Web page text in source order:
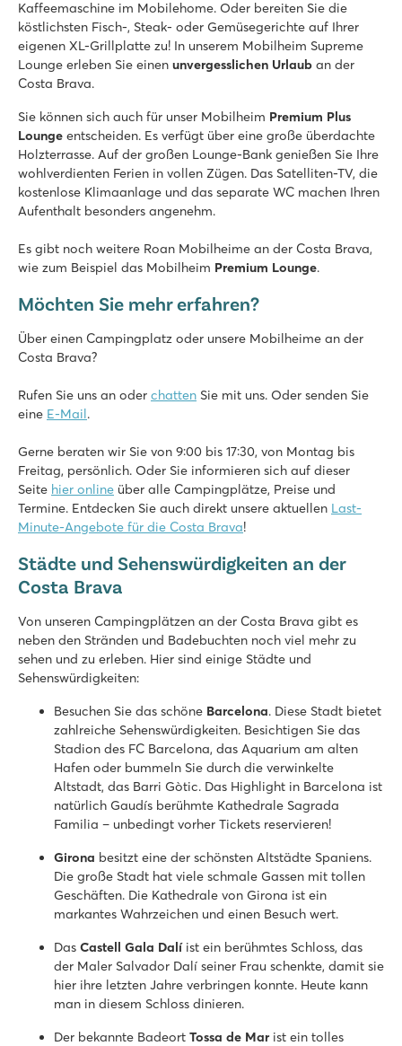
Nahe des malerischen Ortes Tossa del Mar
Platja Brava
Platja Brava
Spanien - - Costa Brava - Playa de Pals
★ ★ ★
Schönes Schwimmbad mit Liegewiese, Kinderbecken und
Mobilheime auf geräumigen Stellplätzen unter Bäumen
Das Dorf Pals ist nur 5 km entfernt
Alannia El Pinar
Spanien - - Costa Brava - Blanes
★ ★ ★
Schönes Schwimmbad mit separatem Kinderbecken
Direkter Zugang zum Sandstrand von s’Abanell
Cala Gogo
Spanien - - Costa Brava - Platja d’Aro
★ ★ ★
Schöner Poolkomplex mit 5 schnellen Wasserrutschen
Platja d'Aro in 30 Minuten zu Fuß erreichbar
Bella Terra
Spanien - - Costa Brava - Blanes
★ ★
Großer Kinderpool mit tollem Wasserspielplatz
Mobilheime auf schönen Stellplätzen nahe Pool
Die Stadt Blanes ist zu Fuß erreichbar
Spanien - - Costa Brava - Lloret de Mar
Lagunenbad mit 2 Rutschen
Spektakuläre Aussicht über die Berge
Nahe des quirligen Lloret de Mar (2 km)
Caballo de Mar
Caballo de Mar
Spanien - - Costa Brava - Pineda de Mar
Kaffeemaschine im Mobilehome. Oder bereiten Sie die
köstlichsten Fisch-, Steak- oder Gemüsegerichte auf Ihrer
eigenen XL-Grillplatte zu! In unserem Mobilheim Supreme
Lounge erleben Sie einen unvergesslichen Urlaub an der
Costa Brava.
Sie können sich auch für unser Mobilheim Premium Plus
Lounge entscheiden. Es verfügt über eine große überdachte
Holzterrasse. Auf der großen Lounge-Bank genießen Sie Ihre
wohlverdienten Ferien in vollen Zügen. Das Satelliten-TV, die
kostenlose Klimaanlage und das separate WC machen Ihren
Aufenthalt besonders angenehm.
Es gibt noch weitere Roan Mobilheime an der Costa Brava,
wie zum Beispiel das Mobilheim Premium Lounge.
Möchten Sie mehr erfahren?
Über einen Campingplatz oder unsere Mobilheime an der
Costa Brava?
Rufen Sie uns an oder chatten Sie mit uns. Oder senden Sie
eine E-Mail.
Gerne beraten wir Sie von 9:00 bis 17:30, von Montag bis
Freitag, persönlich. Oder Sie informieren sich auf dieser
Seite hier online über alle Campingplätze, Preise und
Termine. Entdecken Sie auch direkt unsere aktuellen Last-
Minute-Angebote für die Costa Brava!
Städte und Sehenswürdigkeiten an der
Costa Brava
Von unseren Campingplätzen an der Costa Brava gibt es
neben den Stränden und Badebuchten noch viel mehr zu
sehen und zu erleben. Hier sind einige Städte und
Sehenswürdigkeiten:
Besuchen Sie das schöne Barcelona. Diese Stadt bietet
zahlreiche Sehenswürdigkeiten. Besichtigen Sie das
Stadion des FC Barcelona, das Aquarium am alten
Hafen oder bummeln Sie durch die verwinkelte
Altstadt, das Barri Gòtic. Das Highlight in Barcelona ist
natürlich Gaudís berühmte Kathedrale Sagrada
Familia – unbedingt vorher Tickets reservieren!
Girona besitzt eine der schönsten Altstädte Spaniens.
Die große Stadt hat viele schmale Gassen mit tollen
Geschäften. Die Kathedrale von Girona ist ein
markantes Wahrzeichen und einen Besuch wert.
Das Castell Gala Dalíist ein berühmtes Schloss, das
der Maler Salvador Dalí seiner Frau schenkte, damit sie
hier ihre letzten Jahre verbringen konnte. Heute kann
man in diesem Schloss dinieren.
Der bekannte Badeort Tossa de Mar ist ein tolles